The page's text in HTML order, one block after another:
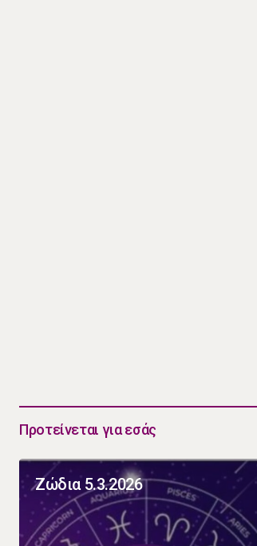
Προτείνεται για εσάς
Ζώδια 5.3.2026